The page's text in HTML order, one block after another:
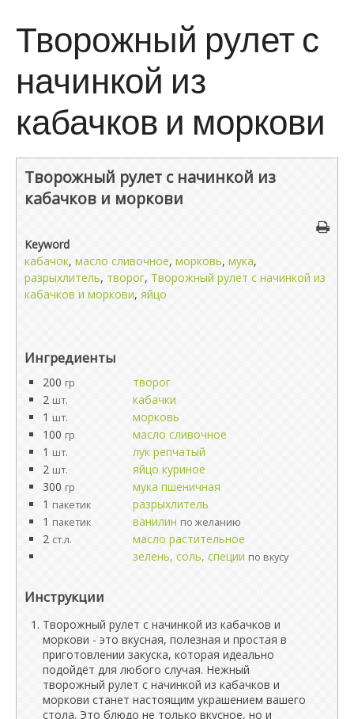
Творожный рулет с
начинкой из
кабачков и моркови
Творожный рулет с начинкой из
кабачков и моркови
Keyword
кабачок, масло сливочное, морковь, мука,
разрыхлитель, творог, Творожный рулет с начинкой из
кабачков и моркови, яйцо
Ингредиенты
200 гр
творог
2 шт.
кабачки
1 шт.
морковь
100 гр
масло сливочное
1 шт.
лук репчатый
2 шт.
яйцо куриное
300 гр
мука пшеничная
1 пакетик
разрыхлитель
1 пакетик ванилин по желанию
2 ст.л.
масло растительное
зелень, соль, специи по вкусу
Инструкции
Творожный рулет с начинкой из кабачков и
моркови - это вкусная, полезная и простая в
приготовлении закуска, которая идеально
подойдёт для любого случая. Нежный
творожный рулет с начинкой из кабачков и
моркови станет настоящим украшением вашего
стола. Это блюдо не только вкусное, но и